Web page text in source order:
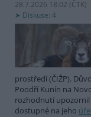
28.7.2026 18:02 (ČTK)
Diskuse: 4
prostředí (ČIŽP).
Poodří Kunín na
rozhodnutí upozornil
dostupné na jeho